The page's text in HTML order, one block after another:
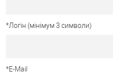
*Логін (мінімум 3 символи)
*E-Mail